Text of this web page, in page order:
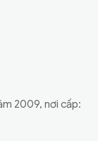
2009, nơi cấp: